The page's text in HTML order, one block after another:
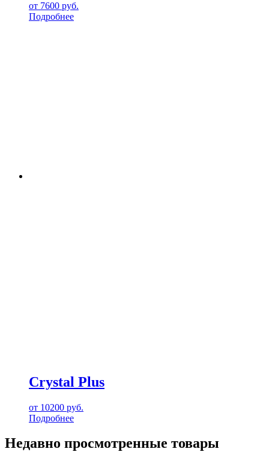
от 7600 руб.
Подробнее
Crystal Plus
от 10200 руб.
Подробнее
Недавно просмотренные товары